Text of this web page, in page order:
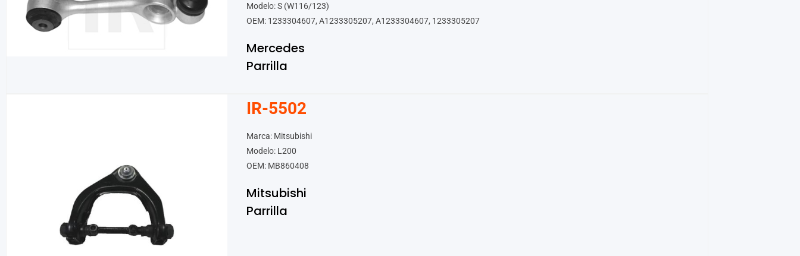
Modelo: S (W116/123)
OEM: 1233304607, A1233305207, A1233304607, 1233305207
Mercedes
Parrilla
IR-5502
Marca: Mitsubishi
Modelo: L200
OEM: MB860408
Mitsubishi
Parrilla